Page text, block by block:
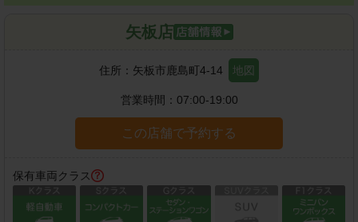
矢板店
住所： 矢板市鹿島町4-14 地図
営業時間： 07:00-19:00
この店舗で予約する
保有車両クラス